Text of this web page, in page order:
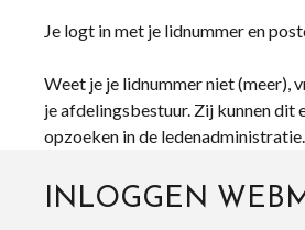
Je logt in met je lidnummer en
Weet je je lidnummer niet (meer),
je afdelingsbestuur. Zij kunnen dit
opzoeken in de ledenadministratie.
INLOGGEN